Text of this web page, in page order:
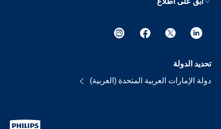
تحديد الدولة
دولة الإمارات العربية المتحدة (العربية)